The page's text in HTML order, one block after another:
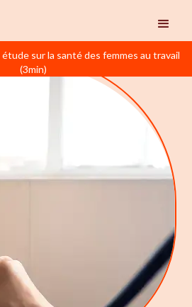
sur la santé des femmes au travail
(3min)